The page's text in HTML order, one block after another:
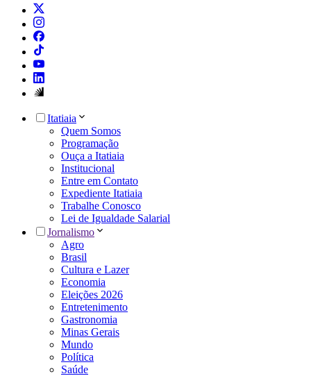
Itatiaia
Quem Somos
Programação
Ouça a Itatiaia
Institucional
Entre em Contato
Expediente Itatiaia
Trabalhe Conosco
Lei de Igualdade Salarial
Jornalismo
Agro
Brasil
Cultura e Lazer
Economia
Eleições 2026
Entretenimento
Gastronomia
Minas Gerais
Mundo
Política
Saúde